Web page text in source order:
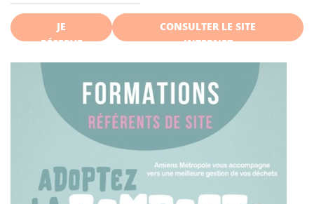
JE
RÉSERVE
CONSULTER LE SITE
INTERNET